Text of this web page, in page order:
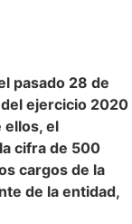
pasado 28 de
ejercicio 2020
ellos, el
cifra de 500
cargos de la
de la entidad,